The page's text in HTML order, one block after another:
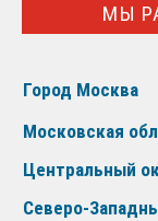
МЫ
Город Москва
Московская
Центральный
Северо-